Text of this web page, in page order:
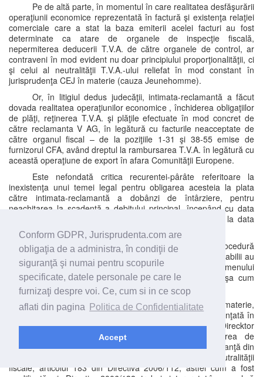
Conform GDPR, Jurisprudenta.com are
obligaţia de a administra, în condiţii de
siguranţă şi numai pentru scopurile
specificate, datele personale pe care le
furnizaţi despre voi. Ce, cum si in ce scop
aflati din pagina
Politica de Confidentialitate
Accept
Pe de altă parte, în momentul în care realitatea desfăşurării
operaţiunii economice reprezentată în factură şi existenţa relaţiei
comerciale care a stat la baza emiterii acelei facturi au fost
determinate ca atare de organele de inspecţie fiscală,
nepermiterea deducerii T.V.A. de către organele de control, ar
contraveni în mod evident nu doar principiului proporţionalităţii, ci
şi celui al neutralităţii T.V.A.-ului reliefat în mod constant în
jurisprudenţa CEJ în materie (cauza Jeunehomme).
Or, în litigiul dedus judecăţii, intimata-reclamantă a făcut
dovada realitatea operaţiunilor economice , închiderea obligaţiilor
de plăţi, reţinerea T.V.A. şi plăţile efectuate în mod concret de
către reclamanta V AG, în legătură cu facturile neacceptate de
către organul fiscal – de la poziţiile 1-31 şi 38-55 emise de
furnizorul CFA, având dreptul la rambursarea T.V.A. în legătură cu
această operaţiune de export în afara Comunităţii Europene.
Este nefondată critica recurentei-pârâte referitoare la
inexistenţa unui temei legal pentru obligarea acesteia la plata
către intimata-reclamantă a dobânzi de întârziere, pentru
neachitarea la scadenţă a debitului principal, începând cu data
împlinirii termenului legal de rambursare a T.V.A. până la data
rambursării efective a T.V.A..
Astfel, potrivit art. 124 alin. (1) din Codul de procedură
fiscală, pentru sumele de rambursat de la buget contribuabilii au
dreptul la dobânda din ziua următoare expirării termenului
prevăzut pentru soluţionarea cererilor contribuabililor, aşa cum
este prevăzut de art. 70 din Codul de procedură fiscală.
Totodată, în acord cu jurisprudenţa comunitară în materie,
curtea constată că prin Hotărârea din 12 mai 2011, pronunţată în
cauza C-107/10 – Enel Maritsa Iztok 3 AD împotriva Direcktor
„Obzhalvane i upravlenie na izpalnenieto” în cererea de
pronunţare a unei hotărâri preliminare formulată de o instanţă din
Bulgaria, CJUE a reţinut că „În lumina principiului neutralităţii
fiscale, articolul 183 din Directiva 2006/112, astfel cum a fost